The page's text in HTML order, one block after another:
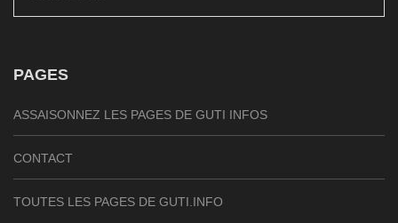
PAGES
ASSAISONNEZ LES PAGES DE GUTI INFOS
CONTACT
TOUTES LES PAGES DE GUTI.INFO